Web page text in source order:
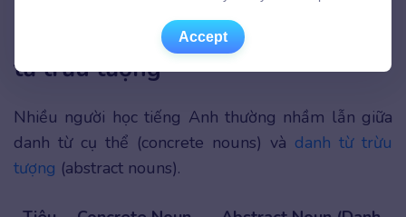
Phân biệt danh từ cụ thể và danh
từ trừu tượng
Nhiều người học tiếng Anh thường nhầm lẫn giữa
danh từ cụ thể (concrete nouns) và danh từ trừu
tượng (abstract nouns).
Accept